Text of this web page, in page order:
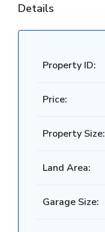
Details
Property ID:
Price:
Property Size:
Land Area:
Garage Size: